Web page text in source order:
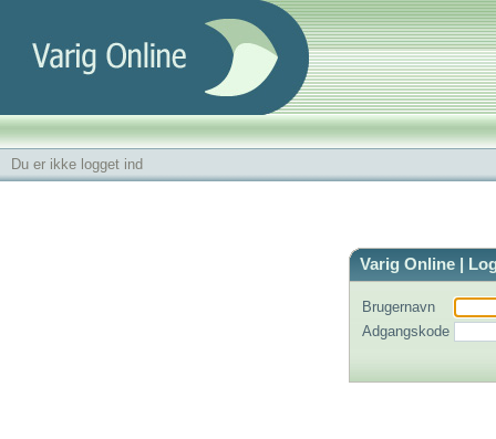
Du er ikke logget ind
Varig Online |
Brugernavn
Adgangskode